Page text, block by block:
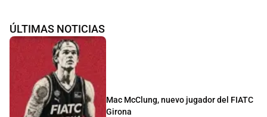
ÚLTIMAS NOTICIAS
Mac McClung, nuevo jugador del FIATC
Girona